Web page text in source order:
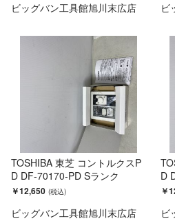
ビッグバン工具館旭川末広店 ビ
TOSHIBA 東芝 コントルクスP
D DF-70170-PD Sランク
￥12,650
ビッグバン工具館旭川末広店
D
￥
ビ